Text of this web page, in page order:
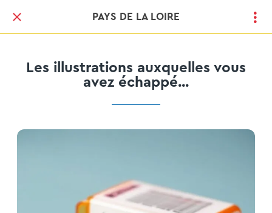
PAYS DE LA LOIRE
Les illustrations auxquelles vous
avez échappé...